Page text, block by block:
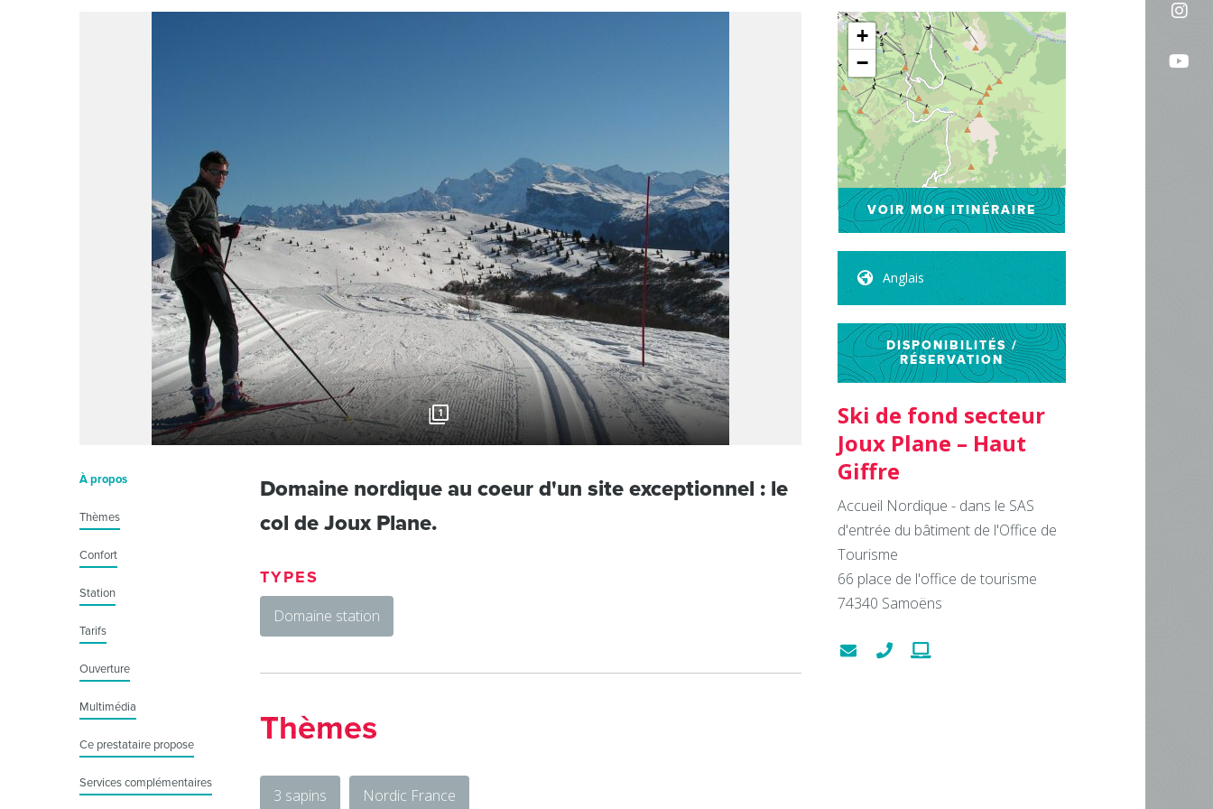
1
À propos
Thèmes
Confort
Station
Tarifs
Ouverture
Multimédia
Ce prestataire propose
Services complémentaires
Domaine nordique au coeur d'un site exceptionnel : le
col de Joux Plane.
TYPES
Domaine station
Thèmes
3 sapins Nordic France
+
−
Leaflet| ©OpenStreetMap
VOIR MON ITINÉRAIRE
Anglais
DISPONIBILITÉS /
RÉSERVATION
Ski de fond secteur
Joux Plane – Haut
Giffre
Accueil Nordique - dans le SAS
d'entrée du bâtiment de l'Office de
Tourisme
66 place de l'office de tourisme
74340 Samoëns
sur
sur